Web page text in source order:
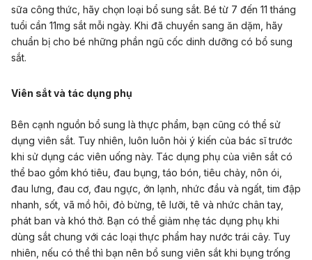
sữa công thức, hãy chọn loại bổ sung sắt. Bé từ 7 đến 11 tháng
tuổi cần 11mg sắt mỗi ngày. Khi đã chuyển sang ăn dặm, hãy
chuẩn bị cho bé những phần ngũ cốc dinh dưỡng có bổ sung
sắt.
Viên sắt và tác dụng phụ
Bên cạnh nguồn bổ sung là thực phẩm, bạn cũng có thể sử
dụng viên sắt. Tuy nhiên, luôn luôn hỏi ý kiến của bác sĩ trước
khi sử dụng các viên uống này. Tác dụng phụ của viên sắt có
thể bao gồm khó tiêu, đau bụng, táo bón, tiêu chảy, nôn ói,
đau lưng, đau cơ, đau ngực, ớn lạnh, nhức đầu và ngất, tim đập
nhanh, sốt, vã mồ hôi, đỏ bừng, tê lưỡi, tê và nhức chân tay,
phát ban và khó thở. Bạn có thể giảm nhẹ tác dụng phụ khi
dùng sắt chung với các loại thực phẩm hay nước trái cây. Tuy
nhiên, nếu có thể thì bạn nên bổ sung viên sắt khi bụng trống